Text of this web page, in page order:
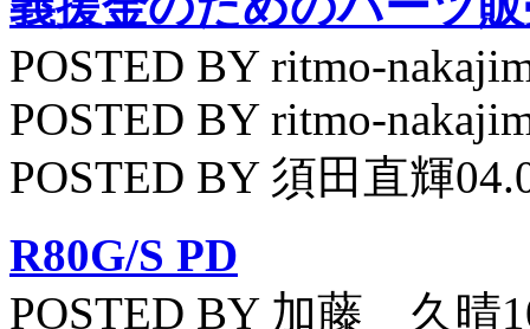
POSTED BY ritmo-
POSTED BY ritmo-
POSTED BY 須田直輝
R80G/S PD
POSTED BY 加藤 久晴